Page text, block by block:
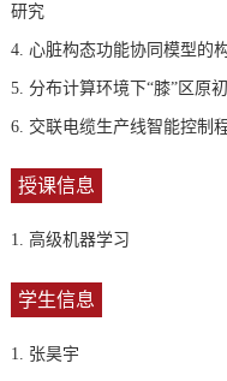
研究
4. 心脏构态功能协同模型的
5. 分布计算环境下“膝”区原
6. 交联电缆生产线智能控制
授课信息
1. 高级机器学习
学生信息
1. 张昊宇